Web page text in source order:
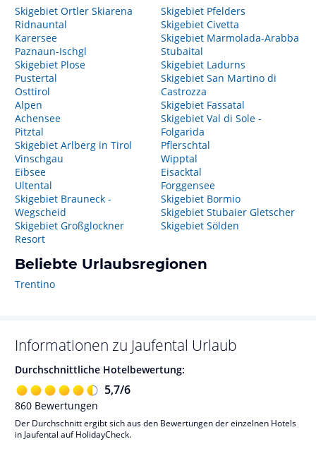
Skigebiet Ortler Skiarena
Ridnauntal
Karersee
Paznaun-Ischgl
Skigebiet Plose
Pustertal
Osttirol
Alpen
Achensee
Pitztal
Skigebiet Arlberg in Tirol
Vinschgau
Eibsee
Ultental
Skigebiet Brauneck -
Wegscheid
Skigebiet Großglockner
Resort
Skigebiet Pfelders
Skigebiet Civetta
Skigebiet Marmolada-Arabba
Stubaital
Skigebiet Ladurns
Skigebiet San Martino di
Castrozza
Skigebiet Fassatal
Skigebiet Val di Sole -
Folgarida
Pflerschtal
Wipptal
Eisacktal
Forggensee
Skigebiet Bormio
Skigebiet Stubaier Gletscher
Skigebiet Sölden
Beliebte Urlaubsregionen
Trentino
Informationen zu Jaufental Urlaub
Durchschnittliche Hotelbewertung:
5,7/6
860 Bewertungen
Der Durchschnitt ergibt sich aus den Bewertungen der einzelnen Hotels
in Jaufental auf HolidayCheck.